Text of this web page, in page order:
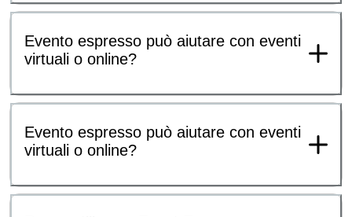
Evento espresso può aiutare con eventi
virtuali o online?
Evento espresso può aiutare con eventi
virtuali o online?